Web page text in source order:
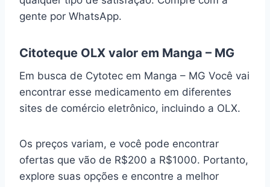
gente por WhatsApp.
Citoteque OLX valor em Manga – MG
Em busca de Cytotec em Manga – MG Você vai
encontrar esse medicamento em diferentes
sites de comércio eletrônico, incluindo a OLX.
Os preços variam, e você pode encontrar
ofertas que vão de R$200 a R$1000. Portanto,
explore suas opções e encontre a melhor